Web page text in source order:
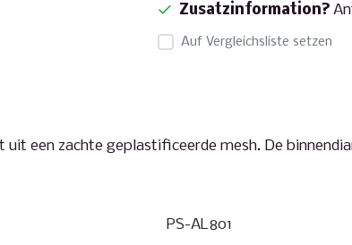
Zusatzinformation?
Auf Vergleichsliste setzen
een zachte geplastificeerde mesh. De
PS-AL801